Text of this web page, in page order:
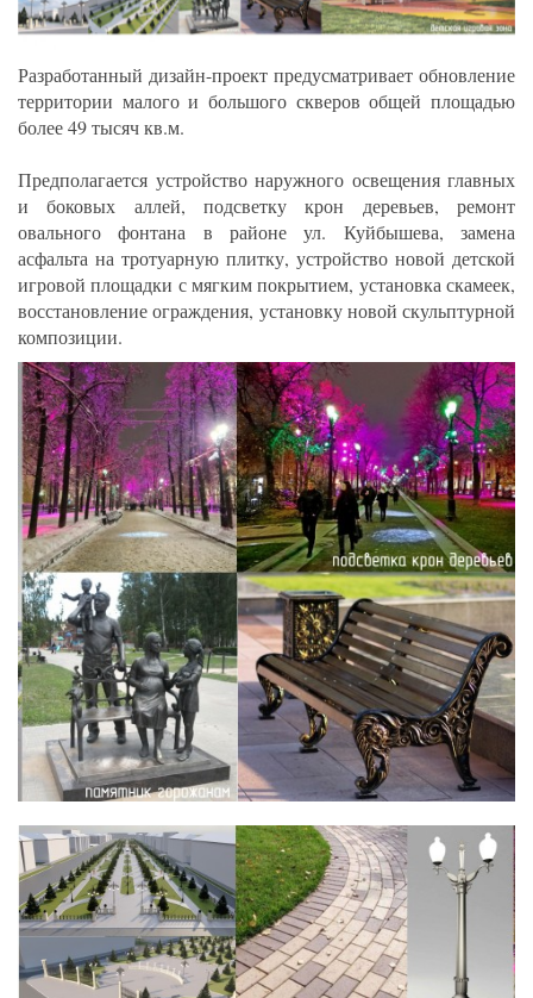
Разработанный дизайн-проект предусматривает обновление
территории малого и большого скверов общей площадью
более 49 тысяч кв.м.
Предполагается устройство наружного освещения главных
и боковых аллей, подсветку крон деревьев, ремонт
овального фонтана в районе ул. Куйбышева, замена
асфальта на тротуарную плитку, устройство новой детской
игровой площадки с мягким покрытием, установка скамеек,
восстановление ограждения, установку новой скульптурной
композиции.